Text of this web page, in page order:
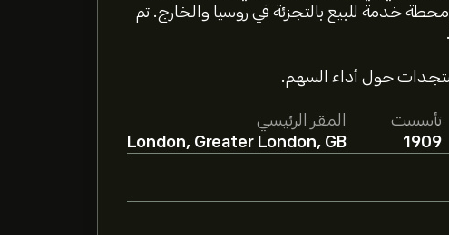
في بيلاروسيا. كما أنها تمتلك وتدير ما يقرب من 3055 محطة خدمة للبيع بالتجزئة في روسيا والخارج. تم
تأسست
1909
المقر الرئيسي
London, Greater London, GB